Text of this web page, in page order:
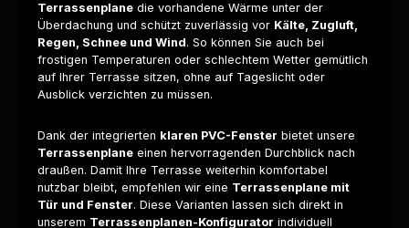
Terrassenplane die vorhandene Wärme unter der
Überdachung und schützt zuverlässig vor Kälte, Zugluft,
Regen, Schnee und Wind. So können Sie auch bei
frostigen Temperaturen oder schlechtem Wetter gemütlich
auf Ihrer Terrasse sitzen, ohne auf Tageslicht oder
Ausblick verzichten zu müssen.
Dank der integrierten klaren PVC-Fenster bietet unsere
Terrassenplane einen hervorragenden Durchblick nach
draußen. Damit Ihre Terrasse weiterhin komfortabel
nutzbar bleibt, empfehlen wir eine Terrassenplane mit
Tür und Fenster. Diese Varianten lassen sich direkt in
unserem Terrassenplanen-Konfigurator individuell